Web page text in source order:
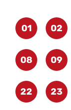
01 02
08 09
22 23